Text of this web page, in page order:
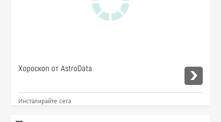
Хороскоп от AstroData
Инсталирайте сега